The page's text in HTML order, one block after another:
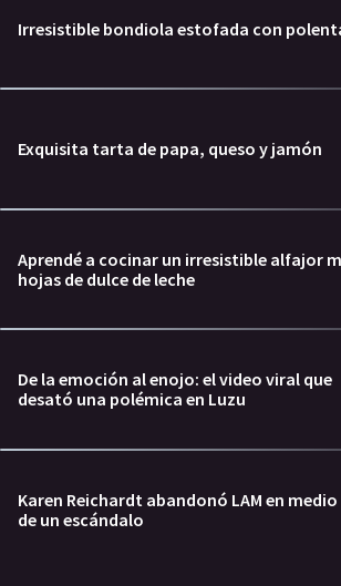
Irresistible bondiola estofada con
Exquisita tarta de papa, queso y jamón
Aprendé a cocinar un irresistible alfajor
hojas de dulce de leche
De la emoción al enojo: el video viral que
desató una polémica en Luzu
Karen Reichardt abandonó LAM en medio
de un escándalo